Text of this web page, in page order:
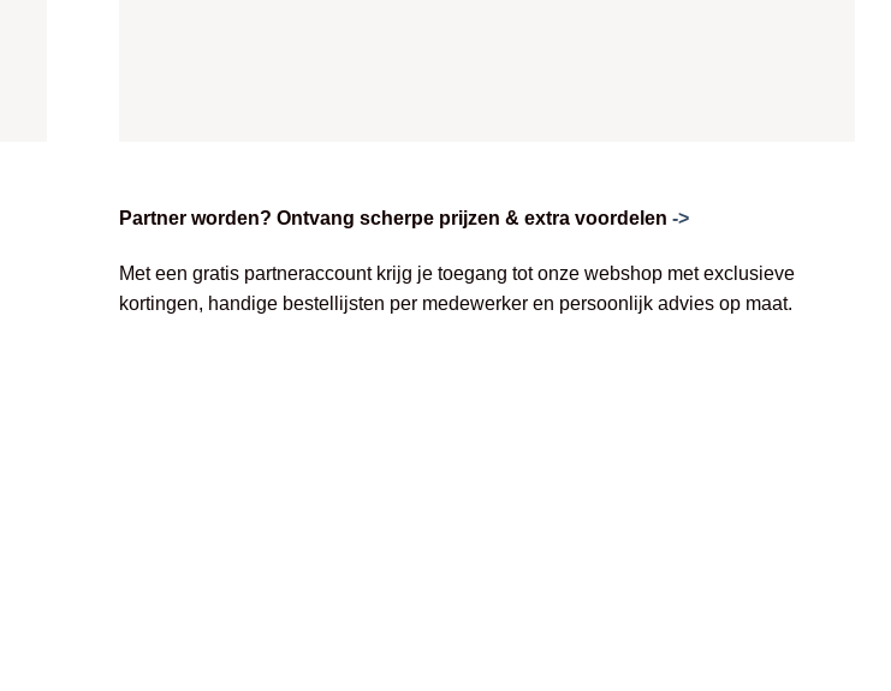
Partner worden? Ontvang scherpe prijzen & extra voordelen ->
Met een gratis partneraccount krijg je toegang tot onze webshop met exclusieve
kortingen, handige bestellijsten per medewerker en persoonlijk advies op maat.